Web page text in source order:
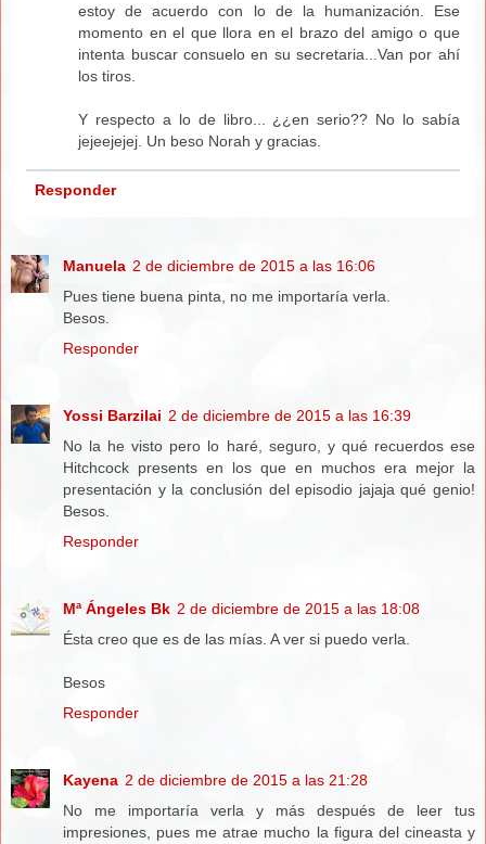
estoy de acuerdo con lo de la humanización. Ese
momento en el que llora en el brazo del amigo o que
intenta buscar consuelo en su secretaria...Van por ahí
los tiros.
Y respecto a lo de libro... ¿¿en serio?? No lo sabía
jejeejejej. Un beso Norah y gracias.
Responder
Manuela 2 de diciembre de 2015 a las 16:06
Pues tiene buena pinta, no me importaría verla.
Besos.
Responder
Yossi Barzilai 2 de diciembre de 2015 a las 16:39
No la he visto pero lo haré, seguro, y qué recuerdos ese
Hitchcock presents en los que en muchos era mejor la
presentación y la conclusión del episodio jajaja qué genio!
Besos.
Responder
Mª Ángeles Bk 2 de diciembre de 2015 a las 18:08
Ésta creo que es de las mías. A ver si puedo verla.
Besos
Responder
Kayena 2 de diciembre de 2015 a las 21:28
No me importaría verla y más después de leer tus
impresiones, pues me atrae mucho la figura del cineasta y